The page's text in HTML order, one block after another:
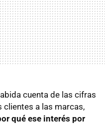
cuenta de las cifras
clientes a las marcas,
qué ese interés por